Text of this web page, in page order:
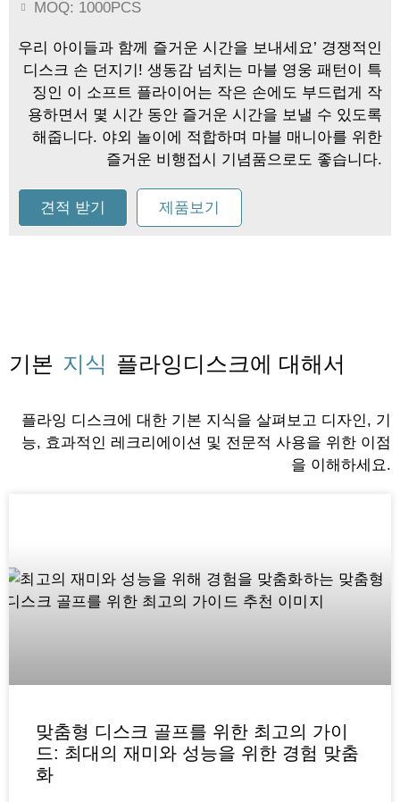
MOQ: 1000PCS
우리 아이들과 함께 즐거운 시간을 보내세요’ 경쟁적인
디스크 손 던지기! 생동감 넘치는 마블 영웅 패턴이 특
징인 이 소프트 플라이어는 작은 손에도 부드럽게 작
용하면서 몇 시간 동안 즐거운 시간을 보낼 수 있도록
해줍니다. 야외 놀이에 적합하며 마블 매니아를 위한
즐거운 비행접시 기념품으로도 좋습니다.
견적 받기 제품보기
기본 지식 플라잉디스크에 대해서
플라잉 디스크에 대한 기본 지식을 살펴보고 디자인, 기
능, 효과적인 레크리에이션 및 전문적 사용을 위한 이점
을 이해하세요.
맞춤형 디스크 골프를 위한 최고의 가이
드: 최대의 재미와 성능을 위한 경험 맞춤
화